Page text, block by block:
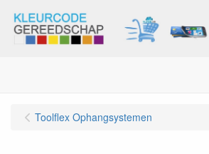
Toolflex Ophangsystemen